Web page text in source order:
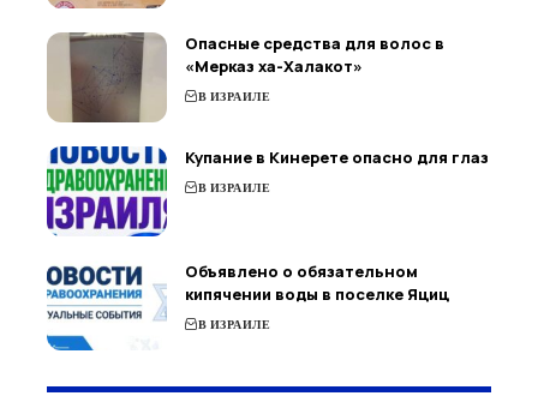
Опасные средства для волос в
«Мерказ ха-Халакот»
В ИЗРАИЛЕ
Купание в Кинерете опасно для глаз
В ИЗРАИЛЕ
Объявлено о обязательном
кипячении воды в поселке Яциц
В ИЗРАИЛЕ